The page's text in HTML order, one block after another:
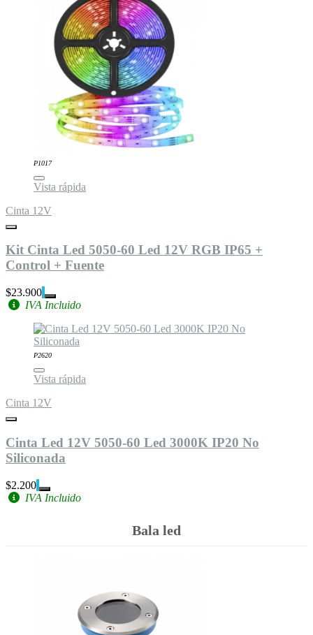
P1017
Vista rápida
Cinta 12V
Kit Cinta Led 5050-60 Led 12V RGB IP65 +
Control + Fuente
$23.900
IVA Incluido
P2620
Vista rápida
Cinta 12V
Cinta Led 12V 5050-60 Led 3000K IP20 No
Siliconada
$2.200
IVA Incluido
Bala led